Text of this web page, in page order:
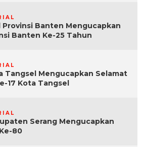
Banten Mengucapkan
Banten Ke-25 Tahun
Tangsel Mengucapkan Selamat
17 Kota Tangsel
Serang Mengucapkan
80